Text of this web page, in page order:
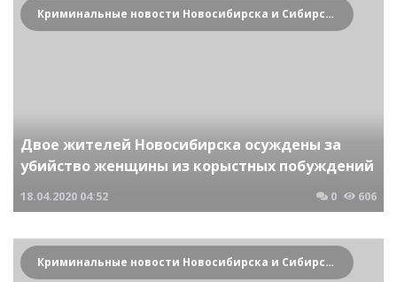
Криминальные новости Новосибирска и Сибирского региона
Двое жителей Новосибирска осуждены за
убийство женщины из корыстных побуждений
18.04.2020 04:52 0 606
Криминальные новости Новосибирска и Сибирского региона